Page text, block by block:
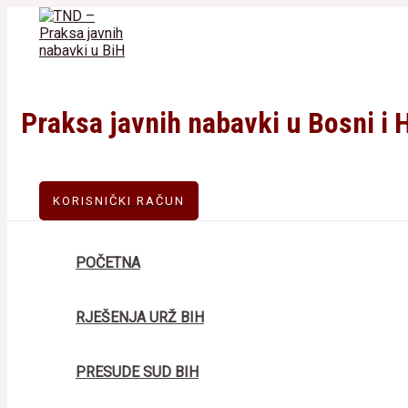
content
Praksa javnih nabavki u Bosni i
KORISNIČKI RAČUN
POČETNA
RJEŠENJA URŽ BIH
PRESUDE SUD BIH